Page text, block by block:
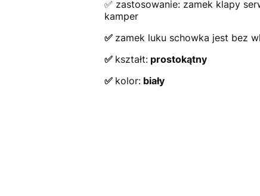
✅ zastosowanie: zamek klapy
kamper
✅ zamek luku schowka jest bez
✅ kształt:prostokątny
✅ kolor:biały